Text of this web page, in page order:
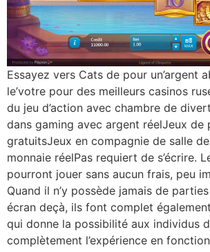
Essayez vers Cats de pour un’argent
le’votre pour des meilleurs casinos
du jeu d’action avec chambre de
dans gaming avec argent réelJeux de
gratuitsJeux en compagnie de salle
monnaie réelPas requiert de s’écrire.
pourront jouer sans aucun frais, peu
Quand il n’y possède jamais de
écran deçà, ils font complet
qui donne la possibilité aux individus
complètement l’expérience en